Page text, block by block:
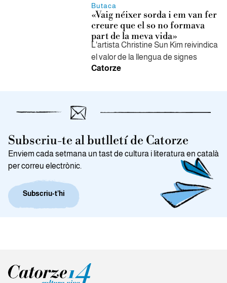
Butaca
«Vaig néixer sorda i em van fer
creure que el so no formava
part de la meva vida»
L'artista Christine Sun Kim reivindica
el valor de la llengua de signes
Catorze
Subscriu-te al butlletí de Catorze
Enviem cada setmana un tast de cultura i literatura en català
per correu electrònic.
Subscriu-t’hi